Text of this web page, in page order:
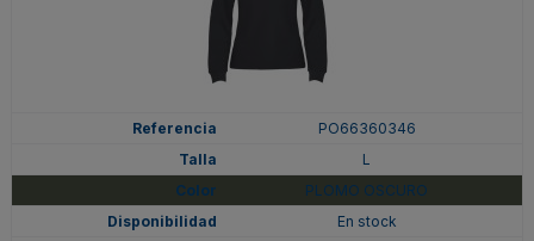
PO66360346
L
PLOMO OSCURO
En stock